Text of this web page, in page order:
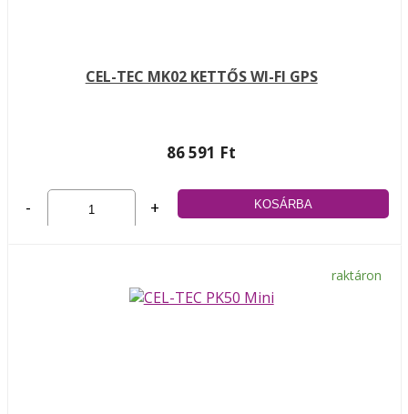
CEL-TEC MK02 KETTŐS WI-FI GPS
86 591 Ft
- +
raktáron